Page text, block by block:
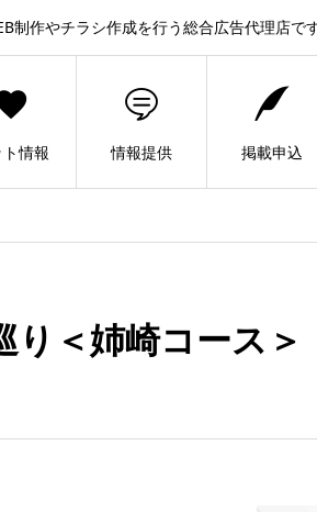
作やチラシ作成を行う総合広告代理店です
情報 情報提供 掲載申込
り＜姉崎コース＞